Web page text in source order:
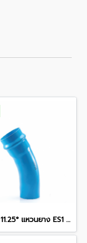
ข้อโค้ง 11.25° แหวนยาง ES1 SCG ขนาด 300 มม. (12 นิ้ว ) ชั้น 13.5